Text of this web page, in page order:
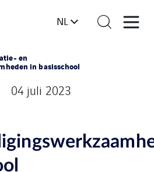
NL
en
in basisschool
04 juli 2023